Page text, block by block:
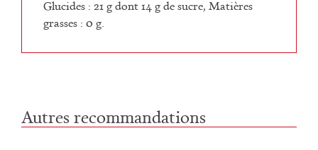
Glucides : 21 g dont 14 g de sucre, Matières
grasses : 0 g.
Autres recommandations